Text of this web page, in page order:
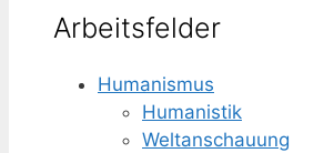
Arbeitsfelder
Humanismus
Humanistik
Weltanschauung